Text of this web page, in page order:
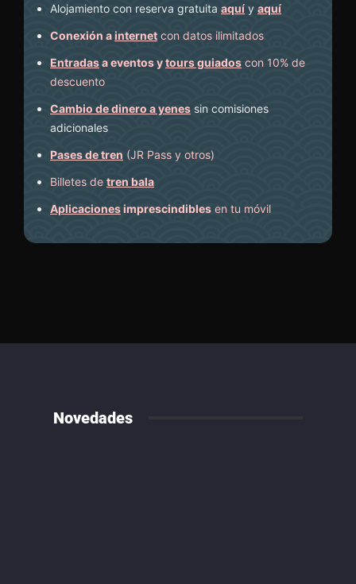
Alojamiento con reserva gratuita aquí y aquí
Conexión ainternet con datos ilimitados
Entradasa eventos ytours guiados con 10% de
descuento
Cambio de dinero a yenes sin comisiones
adicionales
Pases de tren (JR Pass y otros)
Billetes de tren bala
Aplicacionesimprescindibles en tu móvil
Novedades